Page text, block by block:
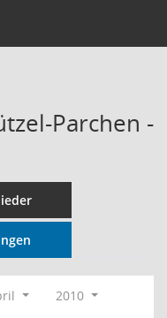
Parchen -
2010